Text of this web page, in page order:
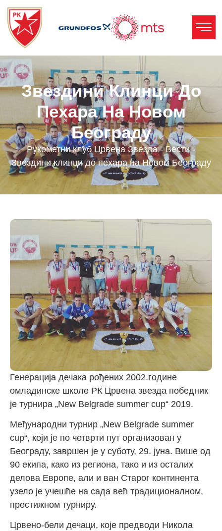
Звездини Клинци До
Пехара На Новом
Београду
Рукометни клуб Црвена Звезда-Вести-
Звездини клинци до пехара на Новом Београду
Генерација дечака рођених 2002.године
омладинске школе РК Црвена звезда победник
је турнира „New Belgrade summer cup“ 2019.
Међународни турнир „New Belgrade summer
cup“, који је по четврти пут организован у
Београду, завршен је у суботу, 29. јуна. Више од
90 екипа, како из региона, тако и из осталих
делова Европе, али и ван Старог континента
узело је учешће на сада већ традиционалном,
престижном турниру.
Црвено-бели дечаци, које предводи Никола